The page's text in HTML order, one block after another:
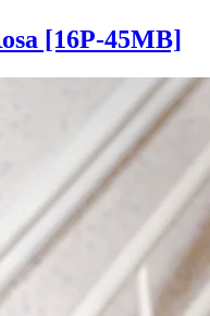
[16P-45MB]